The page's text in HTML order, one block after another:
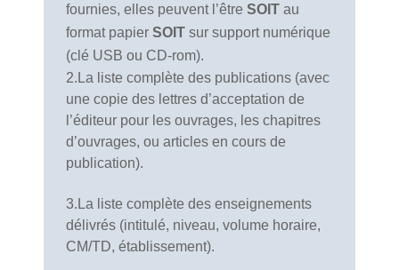
fournies, elles peuvent l’être SOIT au
format papier SOIT sur support numérique
(clé USB ou CD-rom).
2.La liste complète des publications (avec
une copie des lettres d’acceptation de
l’éditeur pour les ouvrages, les chapitres
d’ouvrages, ou articles en cours de
publication).
3.La liste complète des enseignements
délivrés (intitulé, niveau, volume horaire,
CM/TD, établissement).